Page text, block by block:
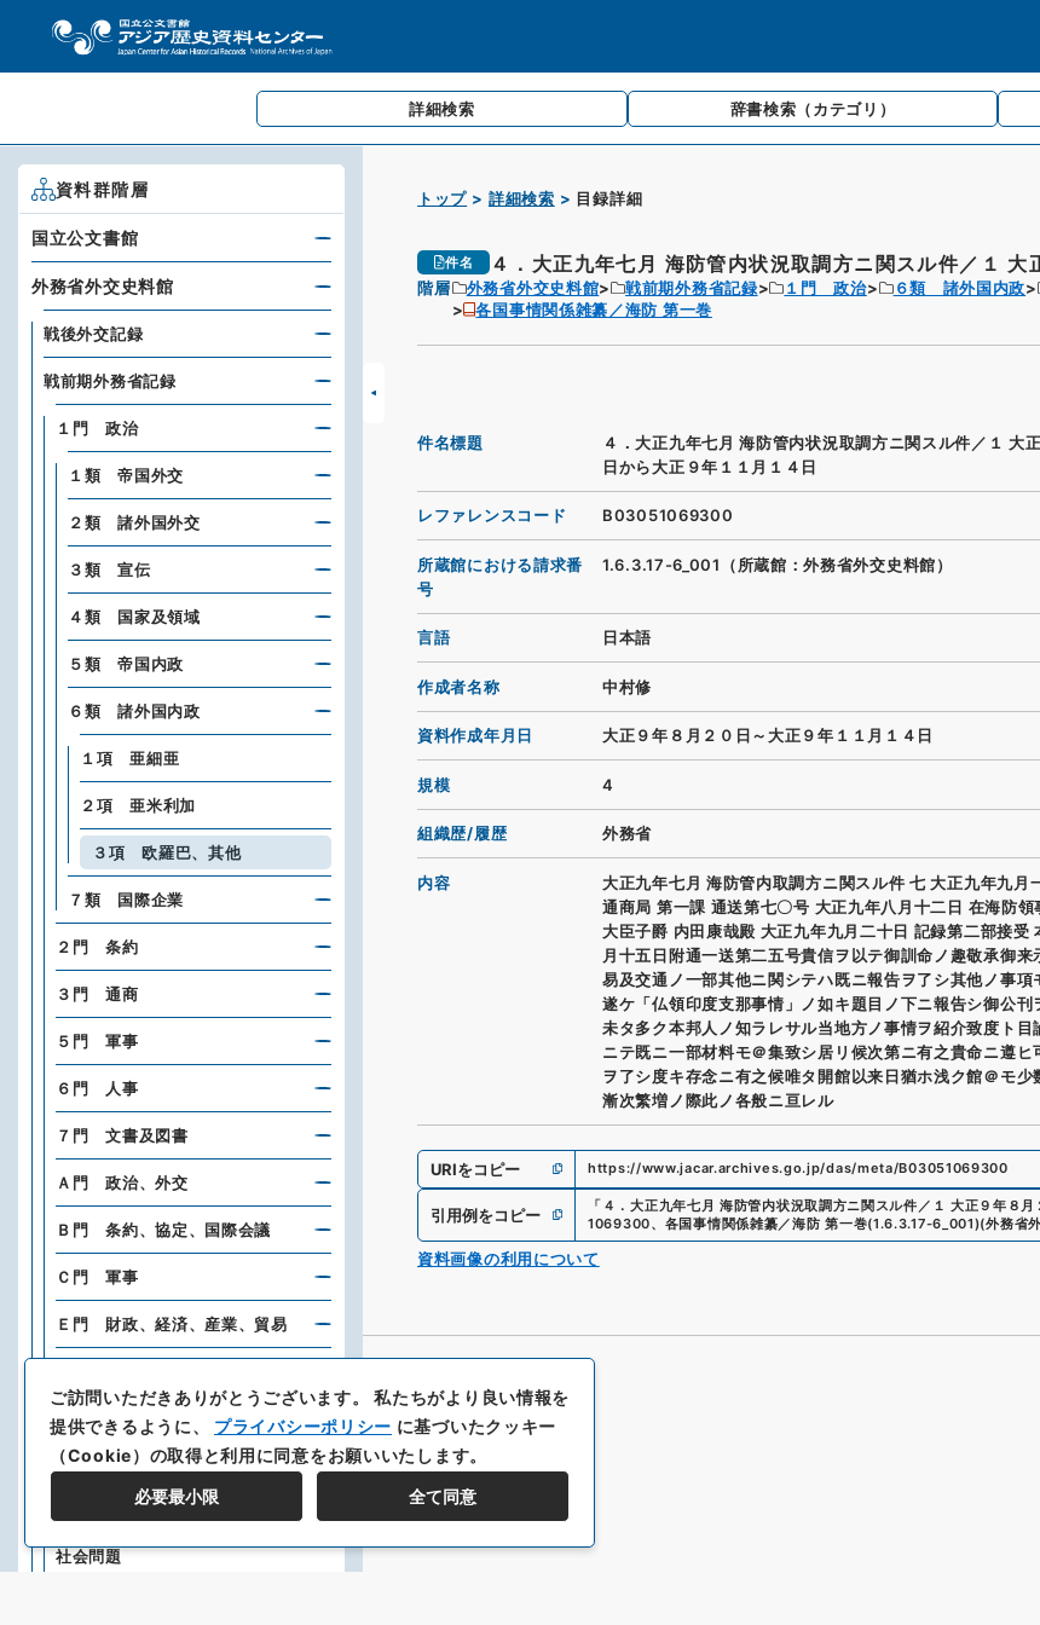
詳細検索 辞書検索 （カテゴリ）
トップ 詳細検索 目録詳細
件名 ４．大正九年七月 海防管内状況取調方ニ関スル件／１ 大
階層 外務省外交史料館 戦前期外務省記録 １門 政治 ６類 諸外国内政
各国事情関係雑纂／海防 第一巻
件名標題
４．大正九年七月 海防管内状況取調方ニ関スル件／１ 大
日から大正９年１１月１４日
レファレンスコード B03051069300
所蔵館における請求番
号
1.6.3.17-6_001（所蔵館：外務省外交史料館）
言語 日本語
作成者名称 中村修
資料作成年月日 大正９年８月２０日～大正９年１１月１４日
規模 4
組織歴/履歴 外務省
内容
大正九年七月 海防管内取調方ニ関スル件 七 大正九年九月
通商局 第一課 通送第七〇号 大正九年八月十二日 在海防領
大臣子爵 内田康哉殿 大正九年九月二十日 記録第二部接受
月十五日附通一送第二五号貴信ヲ以テ御訓命ノ趣敬承御来
易及交通ノ一部其他ニ関シテハ既ニ報告ヲ了シ其他ノ事項
遂ケ「仏領印度支那事情」ノ如キ題目ノ下ニ報告シ御公刊
未タ多ク本邦人ノ知ラレサル当地方ノ事情ヲ紹介致度ト目
ニテ既ニ一部材料モ＠集致シ居リ候次第ニ有之貴命ニ遵ヒ
ヲ了シ度キ存念ニ有之候唯タ開館以来日猶ホ浅ク館＠モ少
漸次繁増ノ際此ノ各般ニ亘レル
URIをコピー https://www.jacar.archives.go.jp/das/meta/B03051069300
引用例をコピー 「 ４．大正九年七月 海防管内状況取調方ニ関スル件／１ 大正９年８
1069300、 各国事情関係雑纂／海防 第一巻(1.6.3.17-6_001)(外務省
資料画像の利用について
資料群階層
国立公文書館
外務省外交史料館
戦後外交記録
戦前期外務省記録
１門 政治
１類 帝国外交
２類 諸外国外交
３類 宣伝
４類 国家及領域
５類 帝国内政
６類 諸外国内政
１項 亜細亜
２項 亜米利加
３項 欧羅巴、其他
７類 国際企業
２門 条約
３門 通商
５門 軍事
６門 人事
７門 文書及図書
Ａ門 政治、外交
Ｂ門 条約、協定、国際会議
Ｃ門 軍事
Ｅ門 財政、経済、産業、貿易
Ｇ門 都市、港湾、土木、建築、
土地、建物
Ｈ門 東方文化事業
社会問題
ご訪問いただきありがとうございます。私たちがより良い情報を
提供できるように、 プライバシーポリシー に基づいたクッキー
（Cookie）の取得と利用に同意をお願いいたします。
必要最小限 全て同意